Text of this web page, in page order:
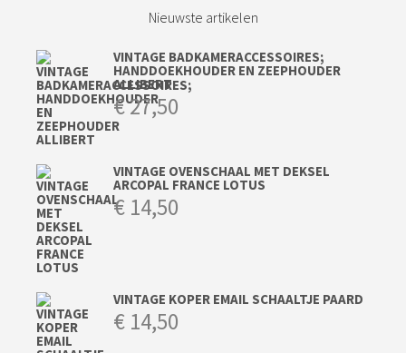
Nieuwste artikelen
VINTAGE BADKAMERACCESSOIRES;
HANDDOEKHOUDER EN ZEEPHOUDER
ALLIBERT
€27,50
VINTAGE OVENSCHAAL MET DEKSEL
ARCOPAL FRANCE LOTUS
€ 14,50
VINTAGE KOPER EMAIL SCHAALTJE PAARD
€ 14,50